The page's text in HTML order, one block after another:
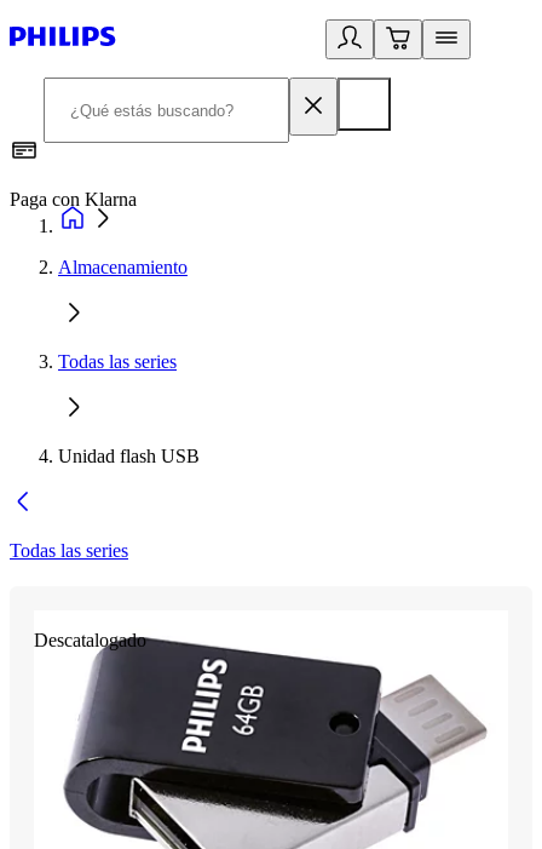
Paga con Klarna
Almacenamiento
Todas las series
Unidad flash USB
Todas las series
Descatalogado